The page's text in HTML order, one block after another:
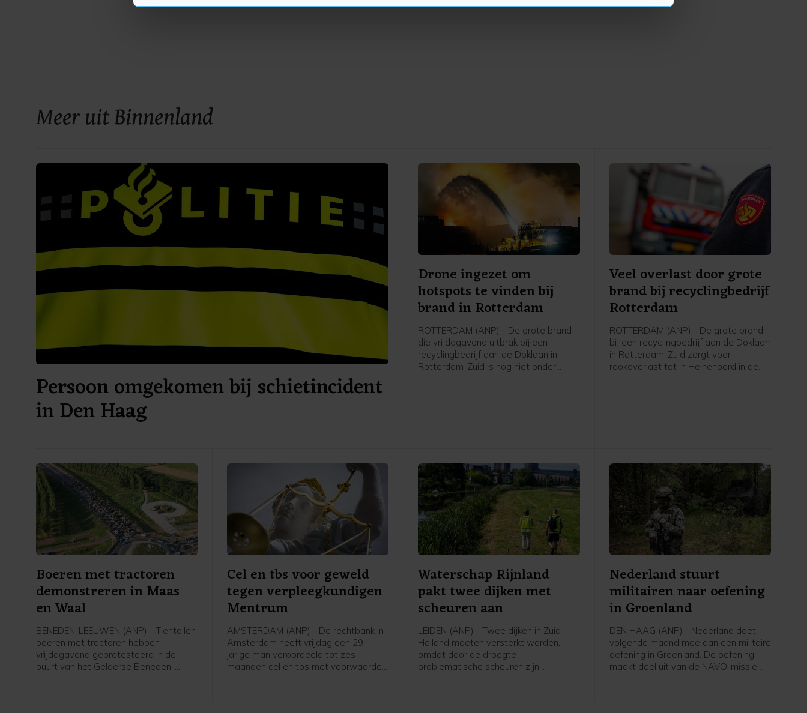
Meer uit Binnenland
Persoon omgekomen bij schietincident
in Den Haag
Drone ingezet om
hotspots te vinden bij
brand in Rotterdam
ROTTERDAM (ANP) - De grote brand
die vrijdagavond uitbrak bij een
recyclingbedrijf aan de Doklaan in
Rotterdam-Zuid is nog niet onder
Veel overlast door grote
brand bij recyclingbedrijf
Rotterdam
ROTTERDAM (ANP) - De grote brand
bij een recyclingbedrijf aan de Doklaan
in Rotterdam-Zuid zorgt voor
rookoverlast tot in Heinenoord in de
Boeren met tractoren
demonstreren in Maas
en Waal
BENEDEN-LEEUWEN (ANP) - Tientallen
boeren met tractoren hebben
vrijdagavond geprotesteerd in de
buurt van het Gelderse Beneden-
Cel en tbs voor geweld
tegen verpleegkundigen
Mentrum
AMSTERDAM (ANP) - De rechtbank in
Amsterdam heeft vrijdag een 29-
jarige man veroordeeld tot zes
maanden cel en tbs met voorwaarden
Waterschap Rijnland
pakt twee dijken met
scheuren aan
LEIDEN (ANP) - Twee dijken in Zuid-
Holland moeten versterkt worden,
omdat door de droogte
problematische scheuren zijn
Nederland stuurt
militairen naar oefening
in Groenland
DEN HAAG (ANP) - Nederland doet
volgende maand mee aan een militaire
oefening in Groenland. De oefening
maakt deel uit van de NAVO-missie